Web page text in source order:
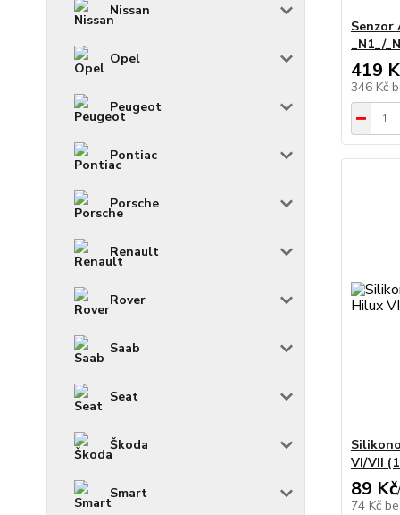
Nissan
Opel
Peugeot
Pontiac
Porsche
Renault
Rover
Saab
Seat
Škoda
Smart
Senzor
_N1_/
419
346 Kč
VI/VII
89 Kč/
74 Kč